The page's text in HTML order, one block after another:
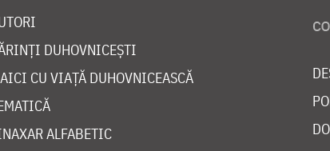
DUHOVNICEȘTI
CU VIAȚĂ DUHOVNICEASCĂ
ALFABETIC